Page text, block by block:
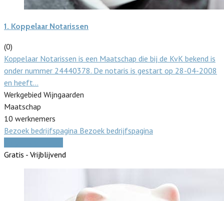
1. Koppelaar Notarissen
(0)
Koppelaar Notarissen is een Maatschap die bij de KvK bekend is
onder nummer 24440378. De notaris is gestart op 28-04-2008
en heeft…
Werkgebied Wijngaarden
Maatschap
10 werknemers
Bezoek bedrijfspagina Bezoek bedrijfspagina
Gratis - Vrijblijvend